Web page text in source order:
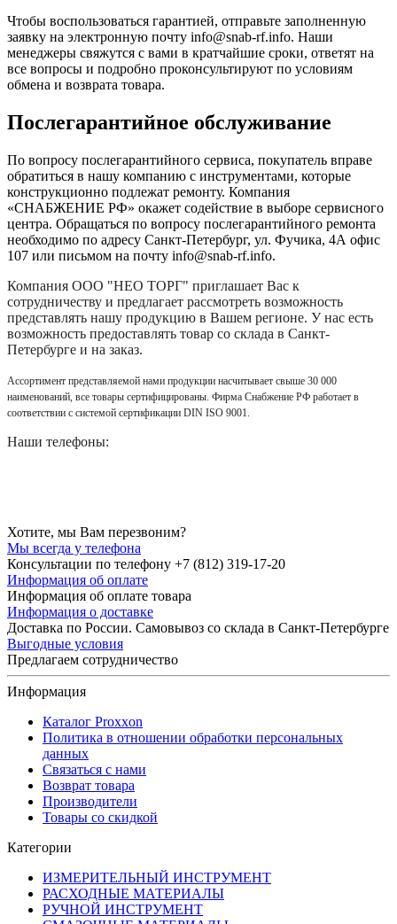
Чтобы воспользоваться гарантией, отправьте заполненную
заявку на электронную почту info@snab-rf.info. Наши
менеджеры свяжутся с вами в кратчайшие сроки, ответят на
все вопросы и подробно проконсультируют по условиям
обмена и возврата товара.
Послегарантийное обслуживание
По вопросу послегарантийного сервиса, покупатель вправе
обратиться в нашу компанию с инструментами, которые
конструкционно подлежат ремонту. Компания
«СНАБЖЕНИЕ РФ» окажет содействие в выборе сервисного
центра. Обращаться по вопросу послегарантийного ремонта
необходимо по адресу Санкт-Петербург, ул. Фучика, 4А офис
107 или письмом на почту info@snab-rf.info.
Компания ООО "НЕО ТОРГ" приглашает Вас к
сотрудничеству и предлагает рассмотреть возможность
представлять нашу продукцию в Вашем регионе. У нас есть
возможность предоставлять товар со склада в Санкт-
Петербурге и на заказ.
Ассортимент представляемой нами продукции насчитывает свыше 30 000
наименований, все товары сертифицированы. Фирма Снабжение РФ работает в
соответствии с системой сертификации DIN ISO 9001.
Наши телефоны:
Хотите, мы Вам перезвоним?
Мы всегда у телефона
Консультации по телефону +7 (812) 319-17-20
Информация об оплате
Информация об оплате товара
Информация о доставке
Доставка по России. Самовывоз со склада в Санкт-Петербурге
Выгодные условия
Предлагаем сотрудничество
Информация
Каталог Proxxon
Политика в отношении обработки персональных
данных
Связаться с нами
Возврат товара
Производители
Товары со скидкой
Категории
ИЗМЕРИТЕЛЬНЫЙ ИНСТРУМЕНТ
РАСХОДНЫЕ МАТЕРИАЛЫ
РУЧНОЙ ИНСТРУМЕНТ